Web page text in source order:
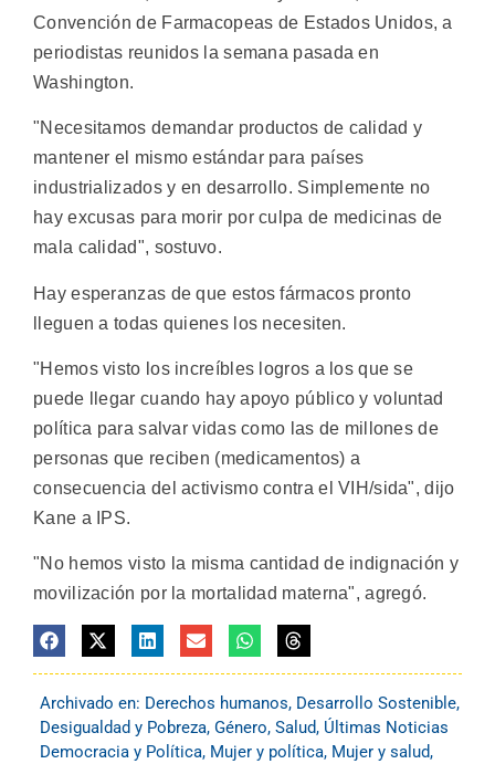
Convención de Farmacopeas de Estados Unidos, a
periodistas reunidos la semana pasada en
Washington.
"Necesitamos demandar productos de calidad y
mantener el mismo estándar para países
industrializados y en desarrollo. Simplemente no
hay excusas para morir por culpa de medicinas de
mala calidad", sostuvo.
Hay esperanzas de que estos fármacos pronto
lleguen a todas quienes los necesiten.
"Hemos visto los increíbles logros a los que se
puede llegar cuando hay apoyo público y voluntad
política para salvar vidas como las de millones de
personas que reciben (medicamentos) a
consecuencia del activismo contra el VIH/sida", dijo
Kane a IPS.
"No hemos visto la misma cantidad de indignación y
movilización por la mortalidad materna", agregó.
Archivado en: Derechos humanos, Desarrollo Sostenible,
Desigualdad y Pobreza, Género, Salud, Últimas Noticias
Democracia y Política, Mujer y política, Mujer y salud,